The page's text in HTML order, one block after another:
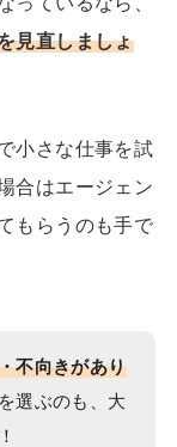
見直しましょ
小さな仕事を試
合はエージェン
もらうのも手で
不向きがあり
選ぶのも、大